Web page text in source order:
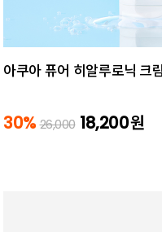
아쿠아 퓨어 히알루로닉 크
30% 26,000 18,200원